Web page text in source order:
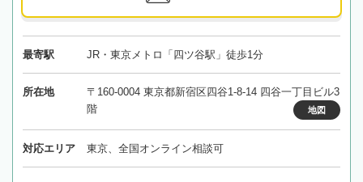
最寄駅 JR・東京メトロ「四ツ谷駅」徒歩1分
所在地
〒160-0004 東京都新宿区四谷1-8-14 四谷一丁目ビル3
階
地図
対応エリア 東京、全国オンライン相談可